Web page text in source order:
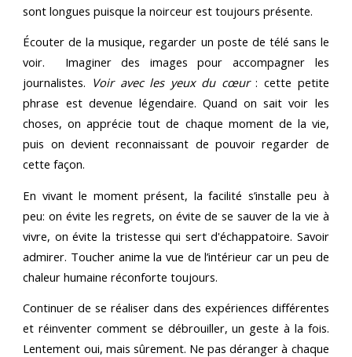
sont longues puisque la noirceur est toujours présente.
Écouter de la musique, regarder un poste de télé sans le
voir. Imaginer des images pour accompagner les
journalistes. Voir avec les yeux du cœur: cette petite
phrase est devenue légendaire. Quand on sait voir les
choses, on apprécie tout de chaque moment de la vie,
puis on devient reconnaissant de pouvoir regarder de
cette façon.
En vivant le moment présent, la facilité s’installe peu à
peu: on évite les regrets, on évite de se sauver de la vie à
vivre, on évite la tristesse qui sert d'échappatoire. Savoir
admirer. Toucher anime la vue de l’intérieur car un peu de
chaleur humaine réconforte toujours.
Continuer de se réaliser dans des expériences différentes
et réinventer comment se débrouiller, un geste à la fois.
Lentement oui, mais sûrement. Ne pas déranger à chaque